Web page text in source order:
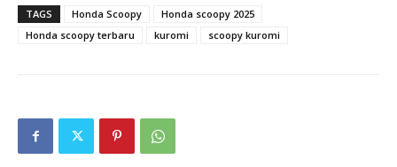
TAGS Honda Scoopy
Honda scoopy 2025
Honda scoopy terbaru
kuromi scoopy kuromi